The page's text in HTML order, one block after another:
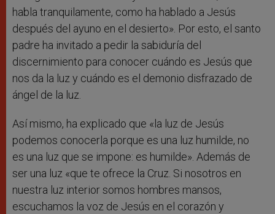
habla tranquilamente, como ha hablado a Jesús
después del ayuno en el desierto». Por esto, el santo
padre ha invitado a pedir la sabiduría del
discernimiento para conocer cuándo es Jesús que
nos da la luz y cuándo es el demonio disfrazado de
ángel de la luz.
Así mismo, ha explicado que «la luz de Jesús
podemos conocerla porque es una luz humilde, no
es una luz que se impone: es humilde». Además de
ser una luz «que te ofrece la Cruz. Si nosotros en
nuestra luz interior somos hombres mansos,
escuchamos la voz de Jesús en el corazón y